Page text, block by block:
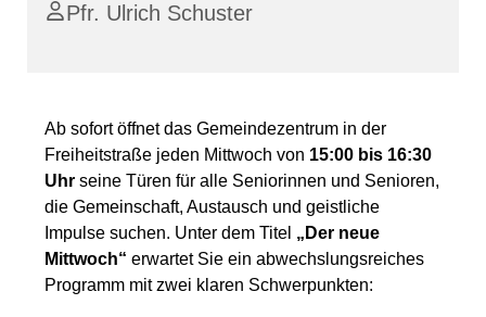
Pfr. Ulrich Schuster
Ab sofort öffnet das Gemeindezentrum in der
Freiheitstraße jeden Mittwoch von 15:00 bis 16:30
Uhr seine Türen für alle Seniorinnen und Senioren,
die Gemeinschaft, Austausch und geistliche
Impulse suchen. Unter dem Titel „Der neue
Mittwoch“ erwartet Sie ein abwechslungsreiches
Programm mit zwei klaren Schwerpunkten: